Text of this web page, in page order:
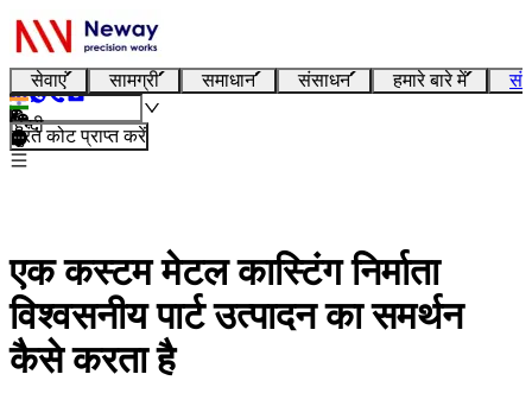
सेवाएं सामग्री समाधान संसाधन हमारे बारे में
हिन्दी
तुरंत कोट प्राप्त करें
एक कस्टम मेटल कास्टिंग निर्माता
विश्वसनीय पार्ट उत्पादन का समर्थन
कैसे करता है